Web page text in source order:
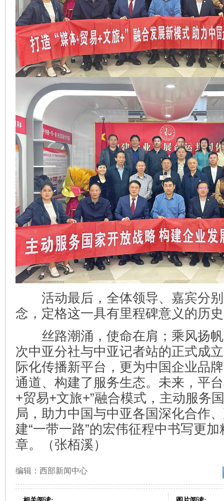
活动最后，全体领导、嘉宾分别
念，定格这一具有里程碑意义的历
丝路潮涌，使命在肩；乘风扬帆
次中亚分社与中亚记者站的正式成
际化传播新平台，更为中国企业品
通道、构建了服务生态。未来，平
+贸易+文旅+”融合模式，主动服务
局，助力中国与中亚各国深化合作
建“一带一路”的宏伟征程中书写更
章。（张栢溪）
编辑：西部新闻中心